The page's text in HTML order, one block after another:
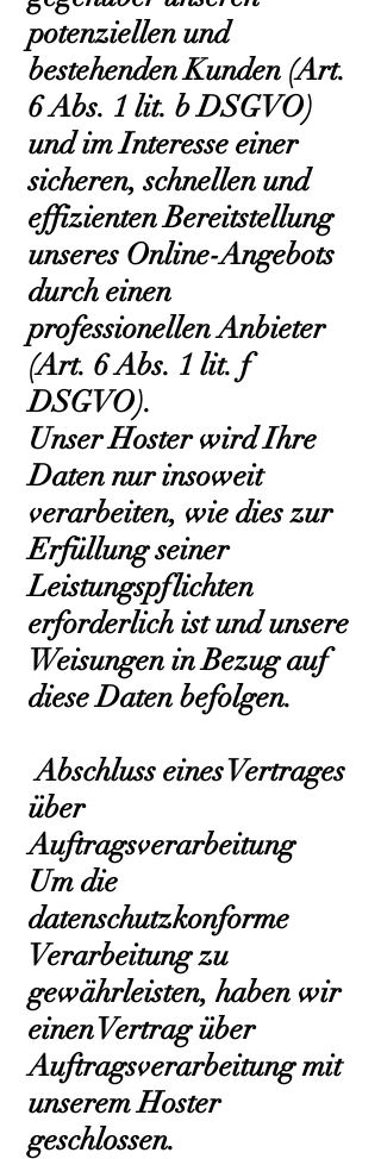
potenziellen und
bestehenden Kunden (Art.
6 Abs. 1 lit. b DSGVO)
und im Interesse einer
sicheren, schnellen und
effizienten Bereitstellung
unseres Online-Angebots
durch einen
professionellen Anbieter
(Art. 6 Abs. 1 lit. f
DSGVO).
Unser Hoster wird Ihre
Daten nur insoweit
verarbeiten, wie dies zur
Erfüllung seiner
Leistungspflichten
erforderlich ist und unsere
Weisungen in Bezug auf
diese Daten befolgen.
Abschluss eines Vertrages
über
Auftragsverarbeitung
Um die
datenschutzkonforme
Verarbeitung zu
gewährleisten, haben wir
einen Vertrag über
Auftragsverarbeitung mit
unserem Hoster
geschlossen.